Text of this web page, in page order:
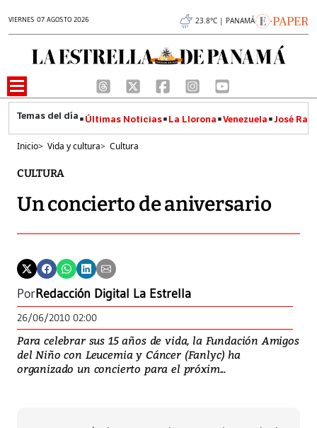
VIERNES 07 AGOSTO 2026 23.8°C | PANAMÁ
Últimas Noticias La Llorona Venezuela José
Inicio> Vida y cultura> Cultura
CULTURA
Un concierto de aniversario
PorRedacción Digital La Estrella
26/06/2010 02:00
Para celebrar sus 15 años de vida, la Fundación Amigos
del Niño con Leucemia y Cáncer (Fanlyc) ha
organizado un concierto para el próxim...